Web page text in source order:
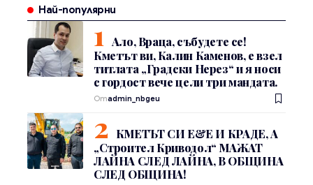
Най-популярни
Ало, Враца, събудете се!
Кметът ви, Калин Каменов, е взел
титлата „Градски Нерез“ и я носи
с гордост вече цели три мандата.
Отadmin_nbgeu
КМЕТЪТ СИ Е&Е И КРАДЕ, А
„Строител Криводол“ МАЖАТ
ЛАЙНА СЛЕД ЛАЙНА, В ОБЩИНА
СЛЕД ОБЩИНА!